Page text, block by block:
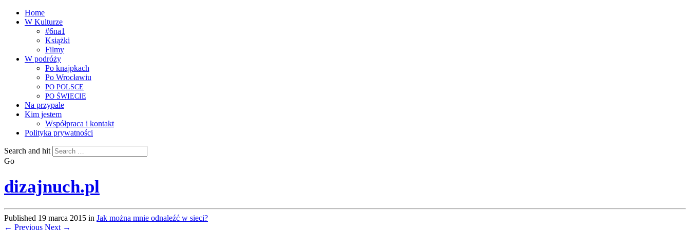
Home
W Kulturze
#6na1
Książki
Filmy
W podróży
Po knajpkach
Po Wrocławiu
PO POLSCE
PO ŚWIECIE
Na przypale
Kim jestem
Współpraca i kontakt
Polityka prywatności
Search and hit
Go
dizajnuch.pl
Published 19 marca 2015 in Jak można mnie odnaleźć w sieci?
← Previous Next →